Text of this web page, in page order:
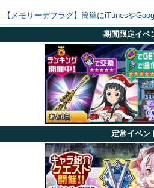
【メモリーデフラグ】簡単にiTunesや
期間限定イベ
定常イベン